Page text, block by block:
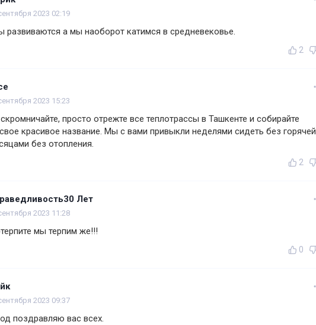
2023 02:19
развиваются а мы наоборот катимся в средневековье.
2
2023 15:23
просто отрежте все теплотрассы в Ташкенте и собирайте
красивое название. Мы с вами привыкли неделями сидеть без горячей
без отопления.
2
Лет
2023 11:28
мы терпим же!!!
0
2023 09:37
поздравляю вас всех.